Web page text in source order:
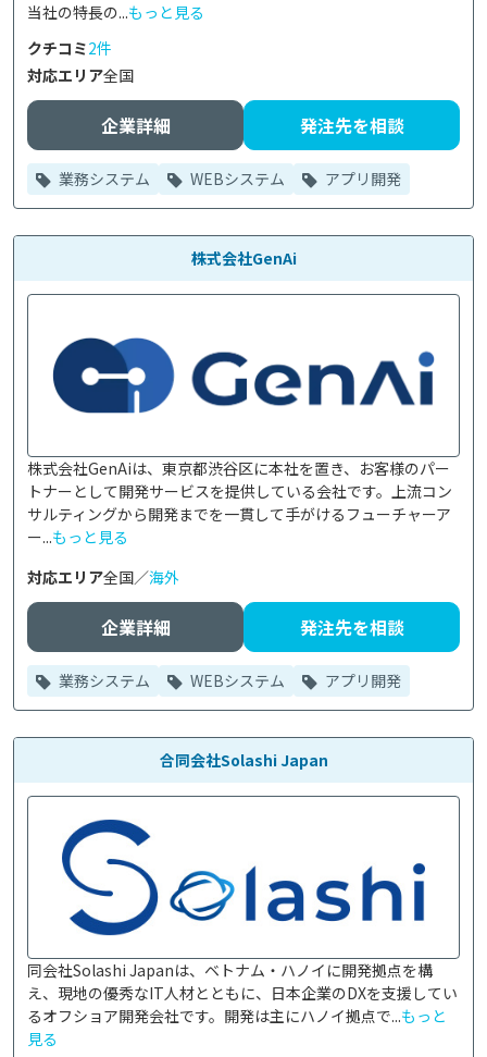
当社の特長の...もっと見る
クチコミ2件
対応エリア全国
企業詳細 発注先を相談
業務システム WEBシステム アプリ開発
株式会社GenAi
株式会社GenAiは、東京都渋谷区に本社を置き、お客様のパー
トナーとして開発サービスを提供している会社です。上流コン
サルティングから開発までを一貫して手がけるフューチャーア
ー...もっと見る
対応エリア全国／海外
企業詳細 発注先を相談
業務システム WEBシステム アプリ開発
合同会社Solashi Japan
同会社Solashi Japanは、ベトナム・ハノイに開発拠点を構
え、現地の優秀なIT人材とともに、日本企業のDXを支援してい
るオフショア開発会社です。開発は主にハノイ拠点で...もっと
見る